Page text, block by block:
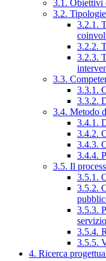
3.1. Obiettivi
3.2.
3.2.1.
3.2.2.
3.2.3.
3.3.
3.3.1.
3.3.2.
3.4. Metodo
3.4.1.
3.4.2.
3.4.3.
3.4.4.
3.5. Il
3.5.1.
3.5.2.
3.5.3.
servizio
3.5.4.
3.5.5.
4. Ricerca